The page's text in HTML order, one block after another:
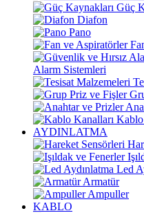
Güç
Diafon
Pano
Alarm Sistemleri
Kablo
AYDINLATMA
Led
Armatür
Ampuller
KABLO